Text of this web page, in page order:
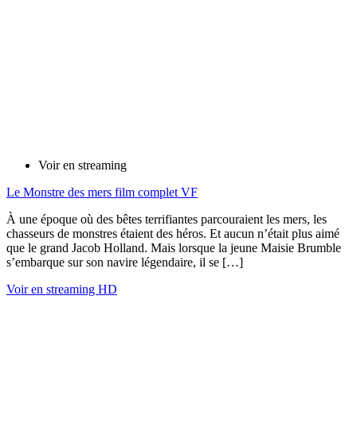
Voir en streaming
Le Monstre des mers film complet VF
À une époque où des bêtes terrifiantes parcouraient les mers, les
chasseurs de monstres étaient des héros. Et aucun n’était plus aimé
que le grand Jacob Holland. Mais lorsque la jeune Maisie Brumble
s’embarque sur son navire légendaire, il se […]
Voir en streaming HD